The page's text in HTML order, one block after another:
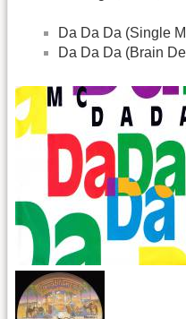
Da Da Da (Single
Da Da Da (Brain